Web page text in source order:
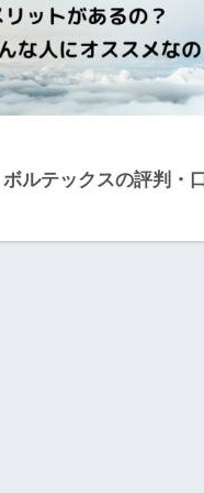
ルテックスの評判・